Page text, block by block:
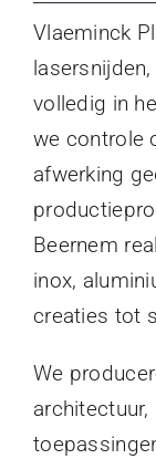
Vlaeminck
volledig in
we controle
afwerking
Beernem
inox,
creaties tot
We